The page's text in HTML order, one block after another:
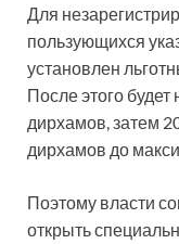
Для
пользующихся
установлен
После этого
дирхамов, затем
дирхамов до
Поэтому власти
открыть